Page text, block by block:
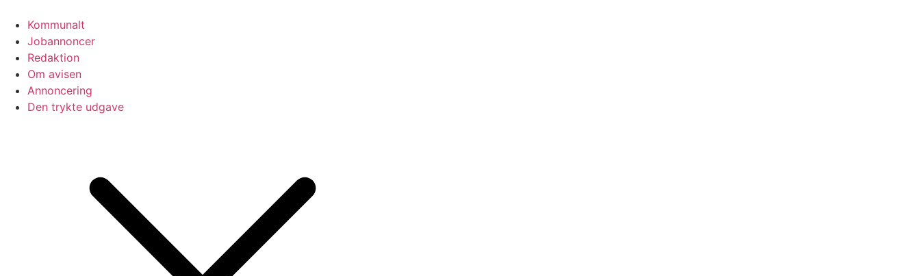
indhold
Kommunalt
Jobannoncer
Redaktion
Om avisen
Annoncering
Den trykte udgave